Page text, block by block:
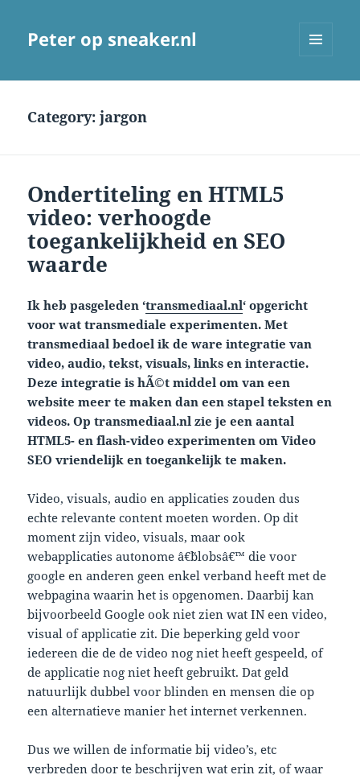
Peter op sneaker.nl
Category:jargon
Ondertiteling en HTML5
video: verhoogde
toegankelijkheid en SEO
waarde
Ik heb pasgeleden ‘transmediaal.nl‘ opgericht
voor wat transmediale experimenten. Met
transmediaal bedoel ik de ware integratie van
video, audio, tekst, visuals, links en interactie.
Deze integratie is hÃ©t middel om van een
website meer te maken dan een stapel teksten en
videos. Op transmediaal.nlzie je een aantal
HTML5- en flash-video experimenten om Video
SEO vriendelijk en toegankelijk te maken.
Video, visuals, audio en applicaties zouden dus
echte relevante content moeten worden. Op dit
moment zijn video, visuals, maar ook
webapplicaties autonome â€˜blobsâ€™ die voor
google en anderen geen enkel verband heeft met de
webpagina waarin het is opgenomen. Daarbij kan
bijvoorbeeld Google ook niet zien wat IN een video,
visual of applicatie zit. Die beperking geld voor
iedereen die de de video nog niet heeft gespeeld, of
de applicatie nog niet heeft gebruikt. Dat geld
natuurlijk dubbel voor blinden en mensen die op
een alternatieve manier het internet verkennen.
Dus we willen de informatie bij video’s, etc
verbreden door te beschrijven wat erin zit, of waar